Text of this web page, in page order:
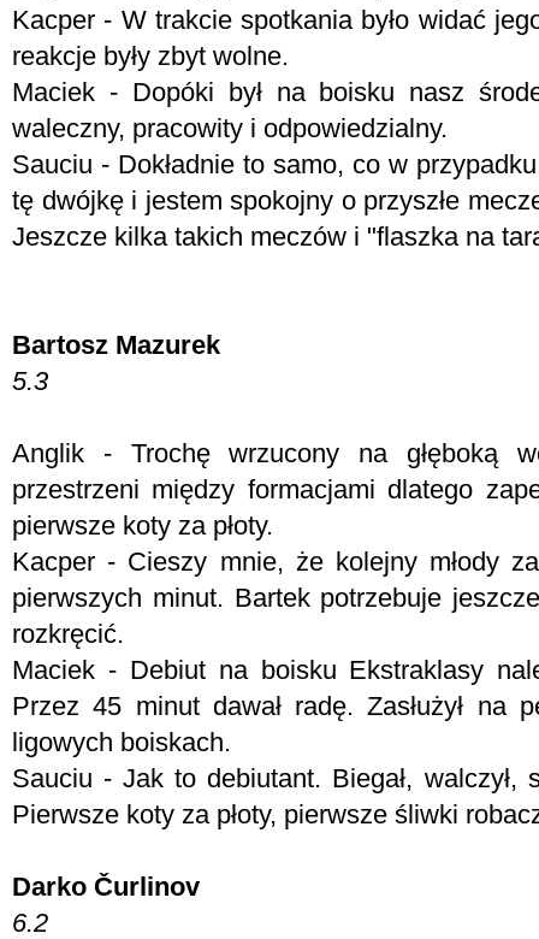
Kacper - W trakcie spotkania było widać
reakcje były zbyt wolne.
Maciek - Dopóki był na boisku nasz
waleczny, pracowity i odpowiedzialny.
Sauciu - Dokładnie to samo, co w
tę dwójkę i jestem spokojny o przyszłe
Jeszcze kilka takich meczów i "flaszka na
Bartosz Mazurek
5.3
Anglik - Trochę wrzucony na głęboką
przestrzeni między formacjami dlatego
pierwsze koty za płoty.
Kacper - Cieszy mnie, że kolejny młody
pierwszych minut. Bartek potrzebuje
rozkręcić.
Maciek - Debiut na boisku Ekstraklasy
Przez 45 minut dawał radę. Zasłużył na
ligowych boiskach.
Sauciu - Jak to debiutant. Biegał, walczył,
Pierwsze koty za płoty, pierwsze śliwki
Darko Čurlinov
6.2